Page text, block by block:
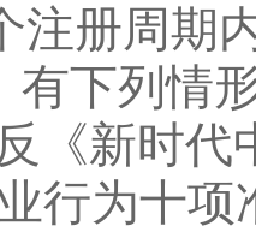
注册周期
有下列情
《新时代
行为十项